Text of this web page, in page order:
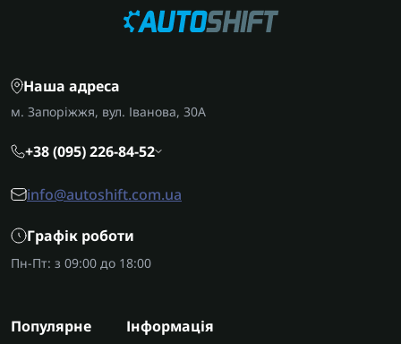
Наша адреса
м. Запоріжжя, вул. Іванова, 30А
+38 (095) 226-84-52
info@autoshift.com.ua
Графік роботи
Пн-Пт: з 09:00 до 18:00
Популярне Інформація